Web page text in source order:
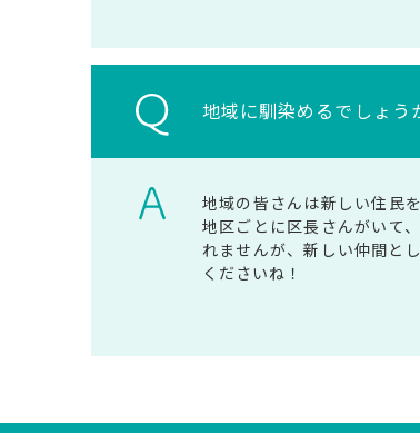
地域に馴染めるでしょう
地域の皆さんは新しい住民
地区ごとに区長さんがいて
れませんが、新しい仲間と
くださいね！